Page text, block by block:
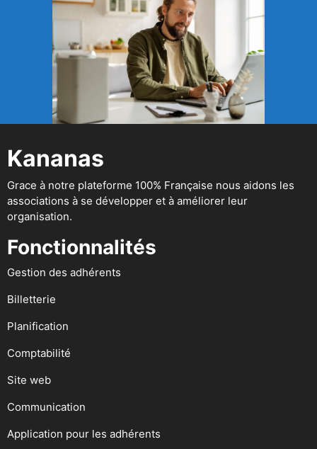
Kananas
Grace à notre plateforme 100% Française nous aidons les
associations à se développer et à améliorer leur
organisation.
Fonctionnalités
Gestion des adhérents
Billetterie
Planification
Comptabilité
Site web
Communication
Application pour les adhérents